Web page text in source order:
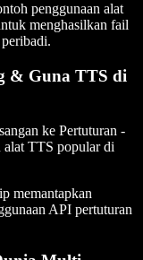
penggunaan alat
menghasilkan fail
& Guna TTS di
ke Pertuturan -
alat TTS popular di
memantapkan
API pertuturan